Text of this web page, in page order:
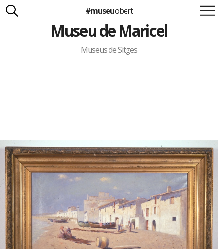
Suma't a la iniciativa
Carlota Royo
Francesca Barcellona
#museuobert
Museu de Maricel
Museus de Sitges